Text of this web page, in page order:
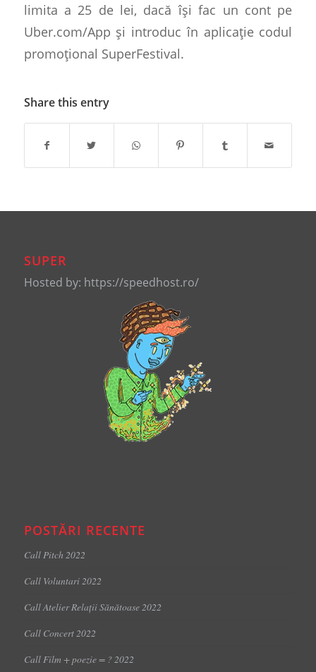
limita a 25 de lei, dacă își fac un cont pe
Uber.com/App și introduc în aplicație codul
promoțional SuperFestival.
Share this entry
SUPER
Hosted by: https://speedhost.ro/
POSTĂRI RECENTE
Call Pitch 2022
Call Voluntari 2022
Call Atelier Relații Sănătoase 2022
Call Concert 2022
Call Film + poezie = ? 2022